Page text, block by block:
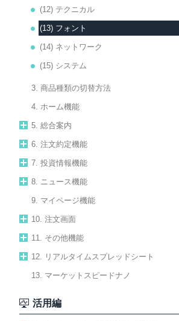
(12) テクニカル
(13) フォント
(14) ネットワーク
(15) システム
3. 商品種類の切替方法
4. ホーム機能
5. 総合案内
6. 注文約定機能
7. 投資情報機能
8. ニュース機能
9. マイページ機能
10. 注文画面
11. その他機能
12. リアルタイムスプレッドシート
13. マーケットスピードナノ
活用編